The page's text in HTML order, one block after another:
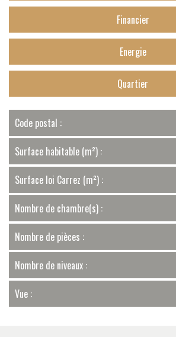
Financier
Energie
Quartier
Code postal :
Surface habitable (m²) :
Surface loi Carrez (m²) :
Nombre de chambre(s) :
Nombre de pièces :
Nombre de niveaux :
Vue :